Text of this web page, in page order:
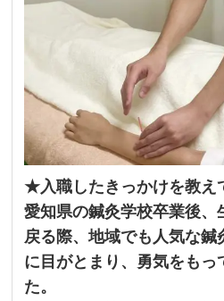
★入職したきっかけを教え
愛知県の鍼灸学校卒業後、
戻る際、地域でも人気な鍼
に目がとまり、 勇気をもっ
た。